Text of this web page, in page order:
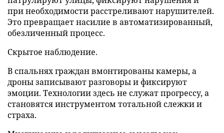
при необходимости расстреливают нарушителей.
Это превращает насилие в автоматизированный,
обезличенный процесс.
Скрытое наблюдение.
В спальнях граждан вмонтированы камеры, а
дроны записывают разговоры и фиксируют
эмоции. Технологии здесь не служат прогрессу, а
становятся инструментом тотальной слежки и
страха.